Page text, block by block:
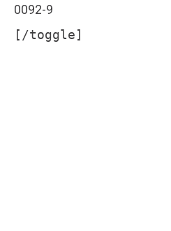
0092-9
[/toggle]